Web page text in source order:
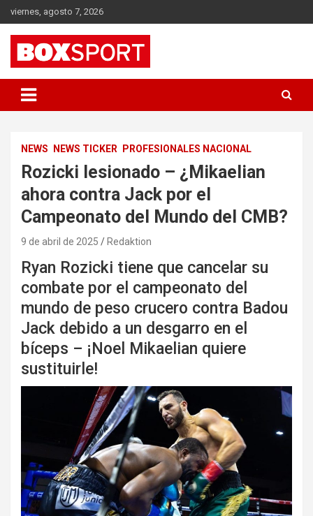
Skip
to
content
viernes, agosto 7, 2026
BOXSPORT
NEWS NEWS TICKER PROFESIONALES NACIONAL
Rozicki lesionado – ¿Mikaelian
ahora contra Jack por el
Campeonato del Mundo del CMB?
9 de abril de 2025 Redaktion
Ryan Rozicki tiene que cancelar su
combate por el campeonato del
mundo de peso crucero contra Badou
Jack debido a un desgarro en el
bíceps – ¡Noel Mikaelian quiere
sustituirle!